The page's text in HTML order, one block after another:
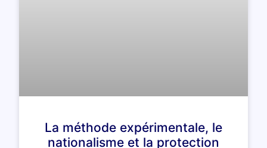
La méthode expérimentale, le
nationalisme et la protection